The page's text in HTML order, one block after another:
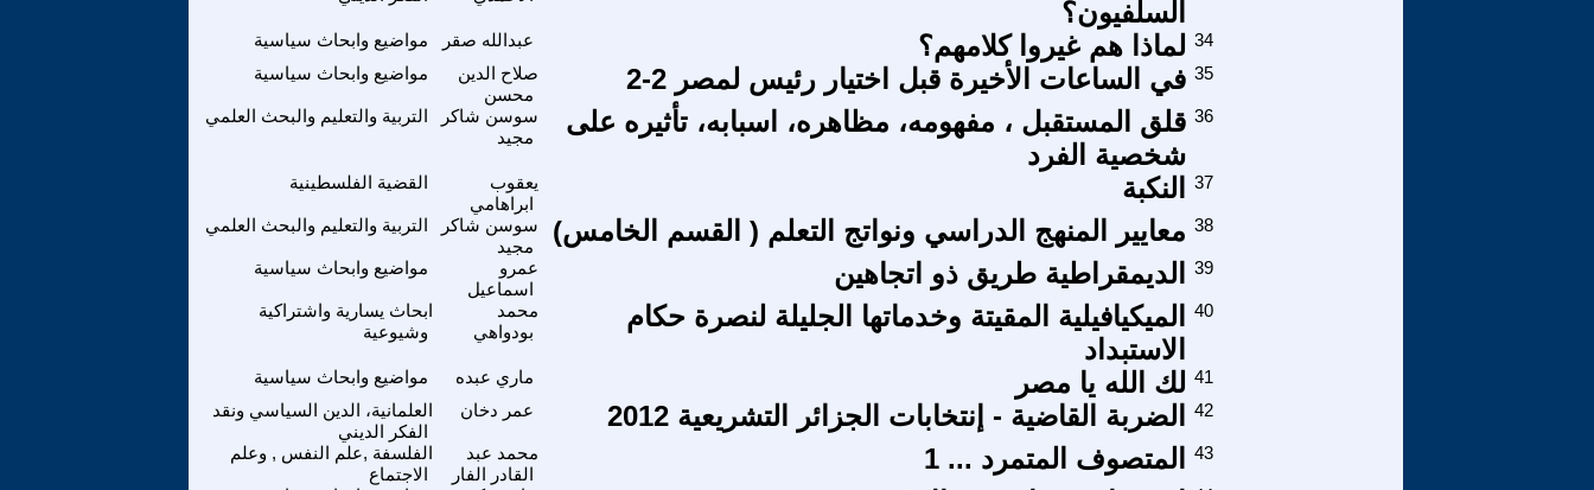
السلفيون؟
مواضيع وابحاث سياسية عبدالله صقر لماذا هم غيروا كلامهم؟ 34
مواضيع وابحاث سياسية
صلاح الدين
محسن
في الساعات الأخيرة قبل اختيار رئيس لمصر 2-2 35
التربية والتعليم والبحث العلمي
سوسن شاكر
مجيد
قلق المستقبل ، مفهومه، مظاهره، اسبابه، تأثيره على
شخصية الفرد
36
القضية الفلسطينية
يعقوب
ابراهامي
النكبة 37
التربية والتعليم والبحث العلمي
سوسن شاكر
مجيد
معايير المنهج الدراسي ونواتج التعلم ( القسم الخامس) 38
مواضيع وابحاث سياسية
عمرو
اسماعيل
الديمقراطية طريق ذو اتجاهين 39
ابحاث يسارية واشتراكية
وشيوعية
محمد
بودواهي
الميكيافيلية المقيتة وخدماتها الجليلة لنصرة حكام
الاستبداد
40
مواضيع وابحاث سياسية ماري عبده لك الله يا مصر 41
العلمانية، الدين السياسي ونقد
الفكر الديني
عمر دخان الضربة القاضية - إنتخابات الجزائر التشريعية 2012 42
الفلسفة ,علم النفس , وعلم
الاجتماع
محمد عبد
القادر الفار
المتصوف المتمرد ... 1 43